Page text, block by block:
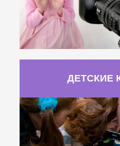
ДЕТСКИЕ